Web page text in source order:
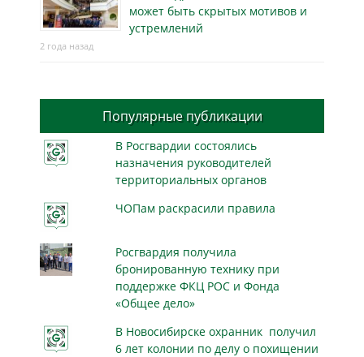
может быть скрытых мотивов и
устремлений
2 года назад
Популярные публикации
В Росгвардии состоялись
назначения руководителей
территориальных органов
ЧОПам раскрасили правила
Росгвардия получила
бронированную технику при
поддержке ФКЦ РОС и Фонда
«Общее дело»
В Новосибирске охранник получил
6 лет колонии по делу о похищении